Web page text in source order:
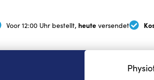
Voor 12:00 Uhr bestellt, heuteversendet